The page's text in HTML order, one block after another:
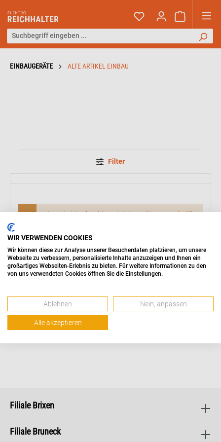
EINBAUGERÄTE ALTE ARTIKEL EINBAU
Filter
Hier ist aktuell nichts gelistet, wir fügen regelmäßig
Filiale Brixen
Filiale Bruneck
WIR VERWENDEN COOKIES
Wir können diese zur Analyse unserer Besucherdaten platzieren, um unsere
Webseite zu verbessern, personalisierte Inhalte anzuzeigen und Ihnen ein
großartiges Webseiten-Erlebnis zu bieten. Für weitere Informationen zu den
von uns verwendeten Cookies öffnen Sie die Einstellungen.
Ablehnen Nein, anpassen
Alle akzeptieren